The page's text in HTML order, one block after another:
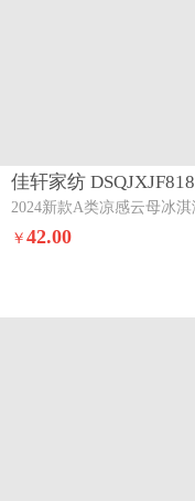
佳轩家纺 DSQJXJF818
￥42.00